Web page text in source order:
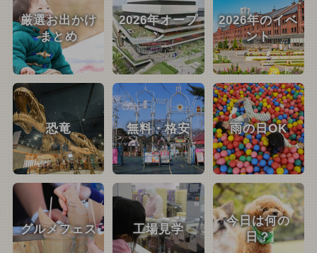
厳選お出かけ
まとめ
2026年オープ
ン
2026年のイベ
ント
恐竜 無料・格安 雨の日OK
グルメフェス 工場見学
今日は何の
日？